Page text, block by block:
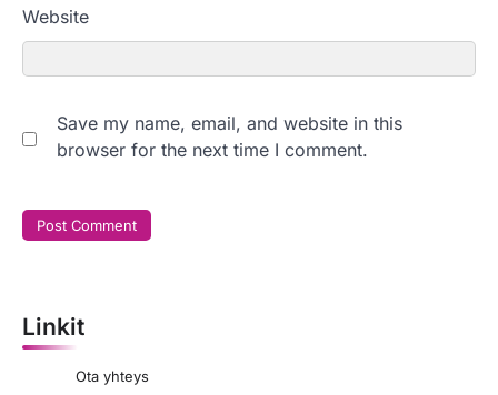
Website
Save my name, email, and website in this
browser for the next time I comment.
Linkit
Ota yhteys